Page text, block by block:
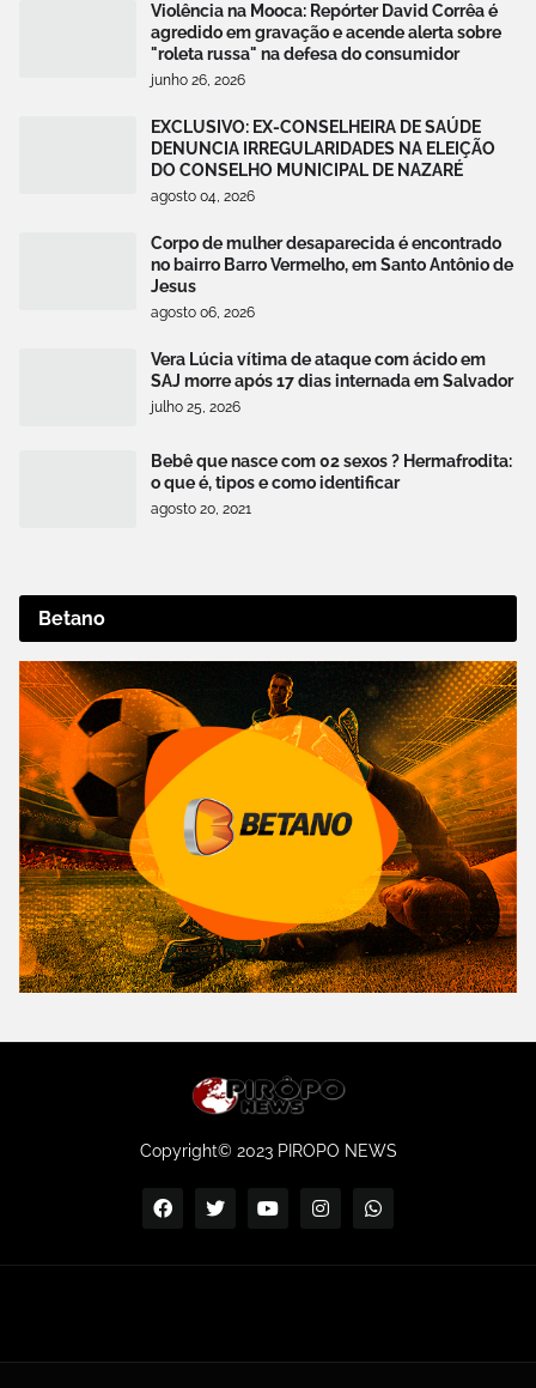
Violência na Mooca: Repórter David Corrêa é
agredido em gravação e acende alerta sobre
"roleta russa" na defesa do consumidor
junho 26, 2026
EXCLUSIVO: EX-CONSELHEIRA DE SAÚDE
DENUNCIA IRREGULARIDADES NA ELEIÇÃO
DO CONSELHO MUNICIPAL DE NAZARÉ
agosto 04, 2026
Corpo de mulher desaparecida é encontrado
no bairro Barro Vermelho, em Santo Antônio de
Jesus
agosto 06, 2026
Vera Lúcia vítima de ataque com ácido em
SAJ morre após 17 dias internada em Salvador
julho 25, 2026
Bebê que nasce com 02 sexos ? Hermafrodita:
o que é, tipos e como identificar
agosto 20, 2021
Betano
Copyright© 2023 PIROPO NEWS